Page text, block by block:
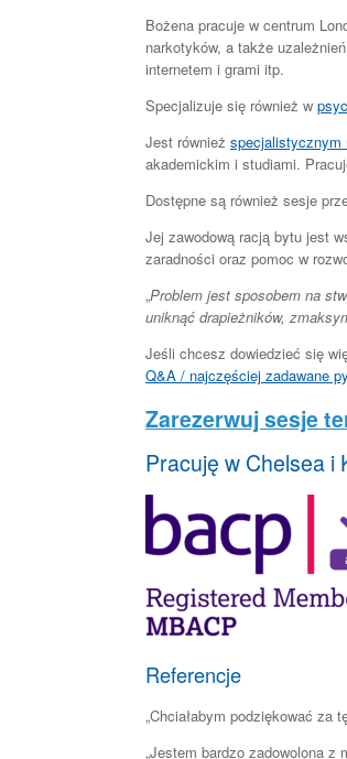
Bożena pracuje w centrum
narkotyków, a także
internetem i grami itp.
Specjalizuje się również w
Jest również specjalistycznym
akademickim i studiami.
Dostępne są również sesje
Jej zawodową racją bytu jest
zaradności oraz pomoc w
„Problem jest sposobem na
uniknąć drapieżników,
Jeśli chcesz dowiedzieć się
Q&A / najczęściej zadawane
Zarezerwuj sesje
Pracuję w Chelsea i
Referencje
„Chciałabym podziękować za
„Jestem bardzo zadowolona z